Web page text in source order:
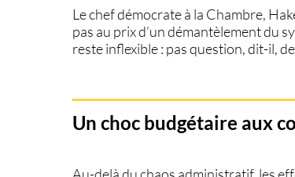
Le chef démocrate à la Chambre,
pas au prix d’un démantèlement du
reste inflexible : pas question, dit-il, de
Un choc budgétaire aux